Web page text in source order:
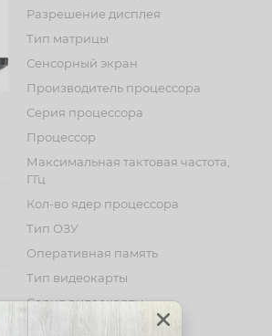
Разрешение дисплея
Тип матрицы
Сенсорный экран
Производитель процессора
Серия процессора
Процессор
Максимальная тактовая частота,
ГГц
Кол-во ядер процессора
Тип ОЗУ
Оперативная память
Тип видеокарты
Серия видеокарты